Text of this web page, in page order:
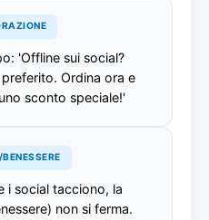
'Offline sui social?
Ordina ora e
sconto speciale!'
i social tacciono, la
non si ferma.